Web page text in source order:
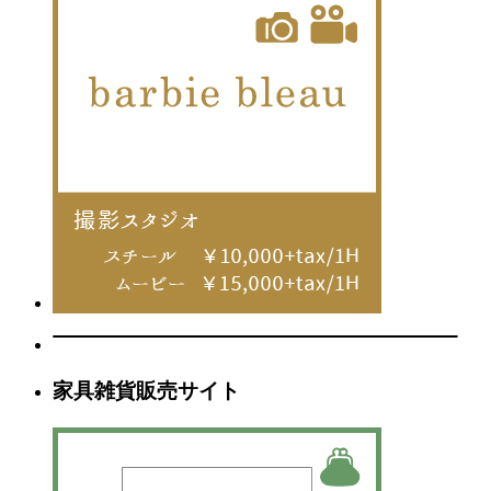
家具雑貨販売サイト